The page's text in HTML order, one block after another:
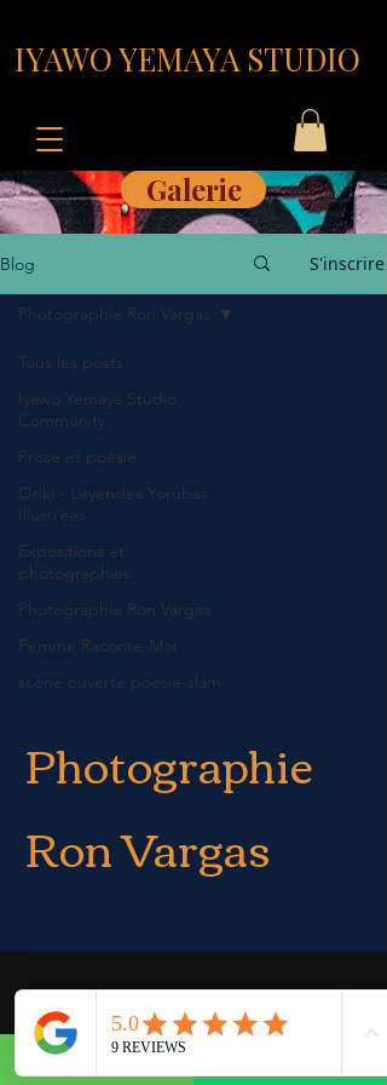
IYAWO YEMAYA STUDIO
Galerie
Blog S'inscrire
Tous les posts
Iyawo Yemaya Studio
Community
Prose et poésie
Oriki - Leyendes Yorubas
Illustrées
Expositions et
photographies
Photographie Ron Vargas
Femme Raconte-Moi
scène ouverte poésie-slam
Photographie Ron Vargas
Photographie
Ron Vargas
Posts à venir